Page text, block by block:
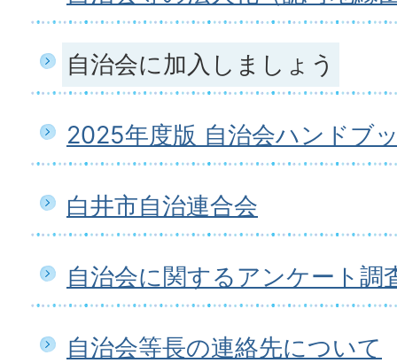
自治会に加入しましょう
2025年度版 自治会ハンドブ
白井市自治連合会
自治会に関するアンケート調
自治会等長の連絡先について